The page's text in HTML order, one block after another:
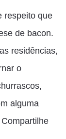
respeito que
de bacon.
residências,
o
alguma